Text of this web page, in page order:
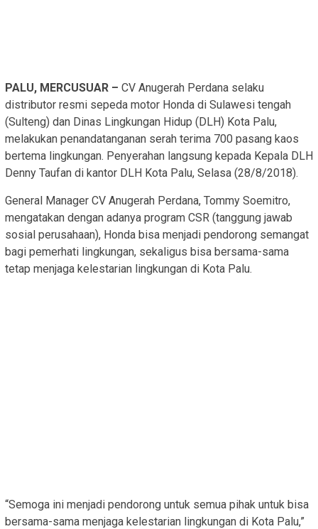
PALU, MERCUSUAR – CV Anugerah Perdana selaku
distributor resmi sepeda motor Honda di Sulawesi tengah
(Sulteng) dan Dinas Lingkungan Hidup (DLH) Kota Palu,
melakukan penandatanganan serah terima 700 pasang kaos
bertema lingkungan. Penyerahan langsung kepada Kepala DLH
Denny Taufan di kantor DLH Kota Palu, Selasa (28/8/2018).
General Manager CV Anugerah Perdana, Tommy Soemitro,
mengatakan dengan adanya program CSR (tanggung jawab
sosial perusahaan), Honda bisa menjadi pendorong semangat
bagi pemerhati lingkungan, sekaligus bisa bersama-sama
tetap menjaga kelestarian lingkungan di Kota Palu.
“Semoga ini menjadi pendorong untuk semua pihak untuk bisa
bersama-sama menjaga kelestarian lingkungan di Kota Palu,”